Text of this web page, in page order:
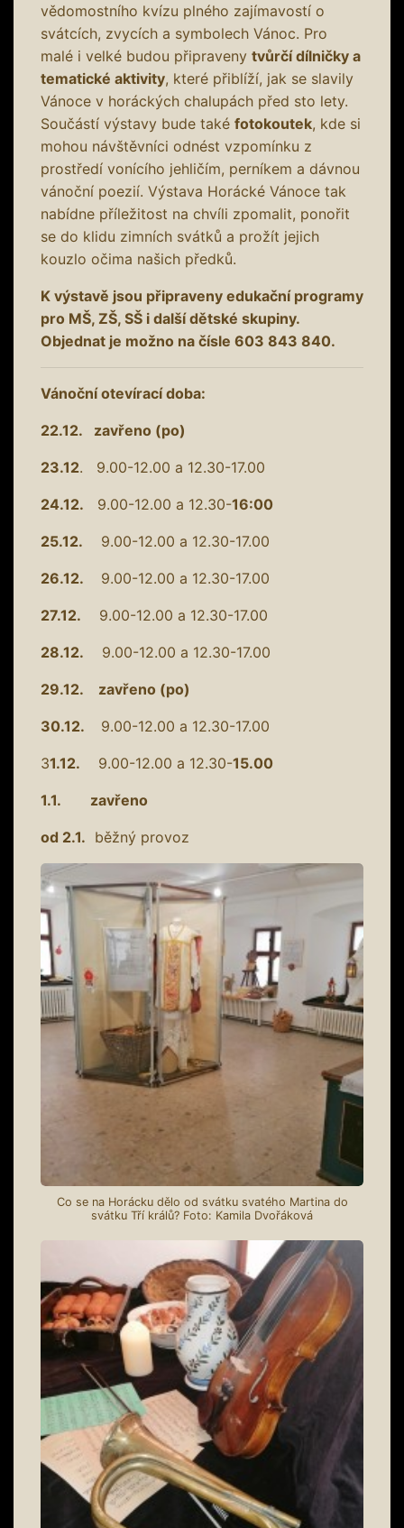
vědomostního kvízu plného zajímavostí o
svátcích, zvycích a symbolech Vánoc. Pro
malé i velké budou připraveny tvůrčí dílničky a
tematické aktivity, které přiblíží, jak se slavily
Vánoce v horáckých chalupách před sto lety.
Součástí výstavy bude také fotokoutek, kde si
mohou návštěvníci odnést vzpomínku z
prostředí vonícího jehličím, perníkem a dávnou
vánoční poezií. Výstava Horácké Vánoce tak
nabídne příležitost na chvíli zpomalit, ponořit
se do klidu zimních svátků a prožít jejich
kouzlo očima našich předků.
K výstavě jsou připraveny edukační programy
pro MŠ, ZŠ, SŠ i další dětské skupiny.
Objednat je možno na čísle 603 843 840.
Vánoční otevírací doba:
22.12. zavřeno (po)
23.12. 9.00-12.00 a 12.30-17.00
24.12. 9.00-12.00 a 12.30-16:00
25.12. 9.00-12.00 a 12.30-17.00
26.12. 9.00-12.00 a 12.30-17.00
27.12. 9.00-12.00 a 12.30-17.00
28.12. 9.00-12.00 a 12.30-17.00
29.12. zavřeno (po)
30.12. 9.00-12.00 a 12.30-17.00
31.12. 9.00-12.00 a 12.30-15.00
1.1. zavřeno
od 2.1. běžný provoz
Co se na Horácku dělo od svátku svatého Martina do
svátku Tří králů? Foto: Kamila Dvořáková